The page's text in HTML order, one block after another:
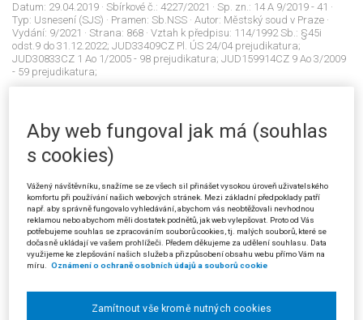
Datum: 29.04.2019 · Sbírkové č.: 4227/2021 · Sp. zn.: 14 A 9/2019 - 41 ·
Typ: Usnesení (SJS) · Pramen: Sb.NSS · Autor: Městský soud v Praze ·
Vydání: 9/2021 · Strana: 868 · Vztah k předpisu: 114/1992 Sb.: §45i
odst.9 do 31.12.2022; JUD33409CZ Pl. ÚS 24/04 prejudikatura;
JUD30833CZ 1 Ao 1/2005 - 98 prejudikatura; JUD159914CZ 9 Ao 3/2009
- 59 prejudikatura;
4228/2021
Svobodný přístup k informacím: udělení souhlasu s poskytnutím
informace; konkludentní souhlas; dobrovolné poskytnutí
rozhodnutí povinného subjektu
Datum:24.08.2020· Sbírkové č.:4228/2021· Sp. zn.:8 A 95/2017 - 135
Typ:Rozsudek (SJS)· Pramen:Sb.NSS· Autor: Městský soud v Praze
Vydání:9/2021· Strana:871· Vztah k předpisu: 106/1999 Sb.: §11 odst.2
písm.a); JUD260455CZ 10 As 59/2014 - 41 prejudikatura; JUD260495CZ
1 As 78/2014 - 41 prejudikatura;
Aby web fungoval jak má (souhlas
s cookies)
Vážený návštěvníku, snažíme se ze všech sil přinášet vysokou úroveň uživatelského
komfortu při používání našich webových stránek. Mezi základní předpoklady patří
např. aby správně fungovalo vyhledávání, abychom vás neobtěžovali nevhodnou
reklamou nebo abychom měli dostatek podnětů, jak web vylepšovat. Proto od Vás
potřebujeme souhlas se zpracováním souborů cookies, tj. malých souborů, které se
dočasně ukládají ve vašem prohlížeči. Předem děkujeme za udělení souhlasu. Data
využijeme ke zlepšování našich služeb a přizpůsobení obsahu webu přímo Vám na
míru.
Oznámení o ochraně osobních údajů a souborů cookie
Zamítnout vše kromě nutných cookies